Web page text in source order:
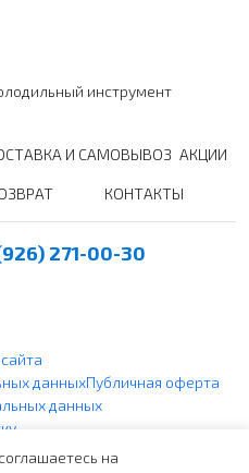
инструмент
И САМОВЫВОЗ АКЦИИ
КОНТАКТЫ
271-00-30
данныхПубличная оферта
данных
cookie
на